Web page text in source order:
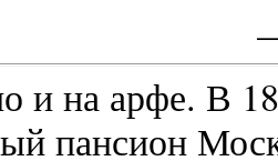
и на арфе. В
пансион